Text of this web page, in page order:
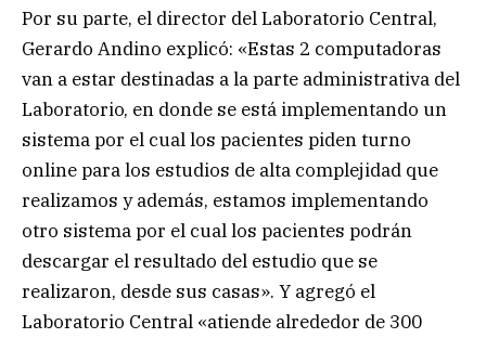
Por su parte, el director del Laboratorio Central,
Gerardo Andino explicó: «Estas 2 computadoras
van a estar destinadas a la parte administrativa del
Laboratorio, en donde se está implementando un
sistema por el cual los pacientes piden turno
online para los estudios de alta complejidad que
realizamos y además, estamos implementando
otro sistema por el cual los pacientes podrán
descargar el resultado del estudio que se
realizaron, desde sus casas». Y agregó el
Laboratorio Central «atiende alrededor de 300